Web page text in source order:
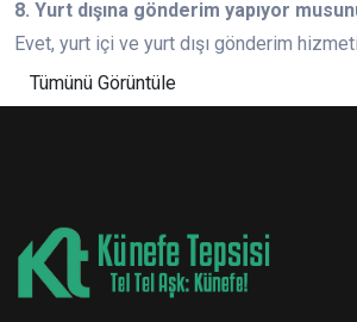
8. Yurt dışına gönderim yapıyor
Evet, yurt içi ve yurt dışı gönderim
Tümünü Görüntüle